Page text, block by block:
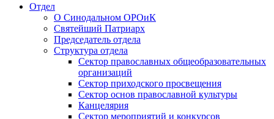
Отдел
О Синодальном ОРОиК
Святейший Патриарх
Председатель отдела
Структура отдела
Сектор православных общеобразовательных
организаций
Сектор приходского просвещения
Сектор основ православной культуры
Канцелярия
Сектор мероприятий и конкурсов